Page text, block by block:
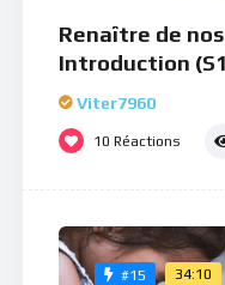
Renaître de
Introduction
Viter7960
10 Réactions
#15 34:10